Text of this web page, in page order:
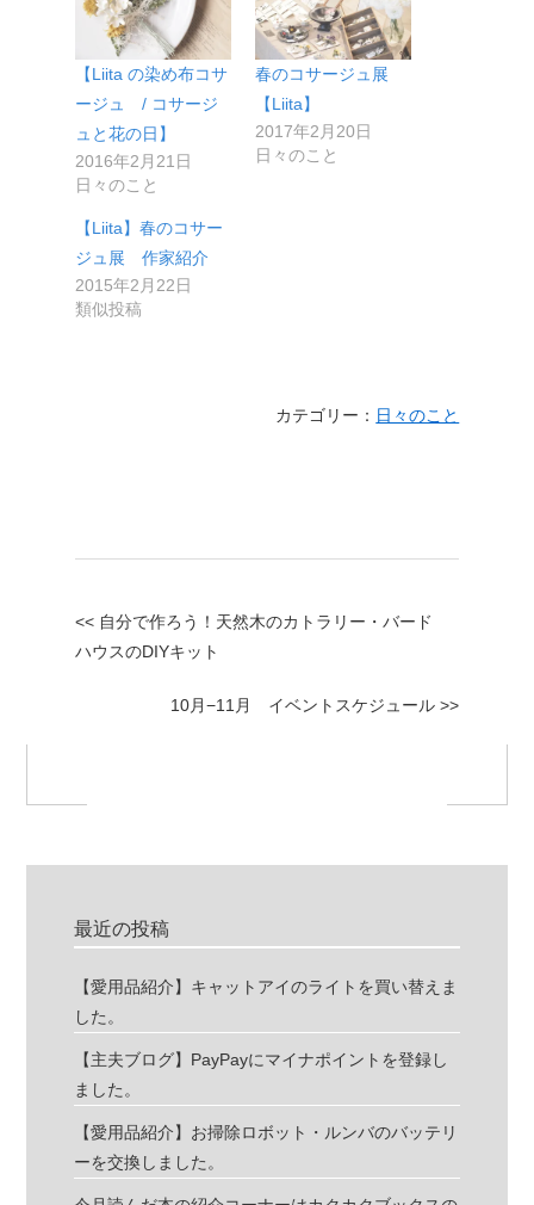
【Liita の染め布コサ
ージュ / コサージ
ュと花の日】
2016年2月21日
日々のこと
春のコサージュ展
【Liita】
2017年2月20日
日々のこと
【Liita】春のコサー
ジュ展 作家紹介
2015年2月22日
類似投稿
カテゴリー： 日々のこと
<< 自分で作ろう！天然木のカトラリー・バード
ハウスのDIYキット
10月−11月 イベントスケジュール >>
最近の投稿
【愛用品紹介】キャットアイのライトを買い替えま
した。
【主夫ブログ】PayPayにマイナポイントを登録し
ました。
【愛用品紹介】お掃除ロボット・ルンバのバッテリ
ーを交換しました。